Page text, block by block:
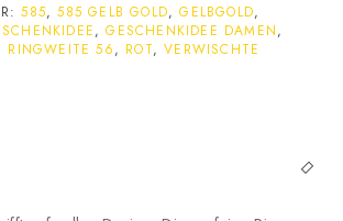
585,585 GELB GOLD,GELBGOLD,
,GESCHENKIDEE DAMEN,
RINGWEITE 56, ROT,VERWISCHTE